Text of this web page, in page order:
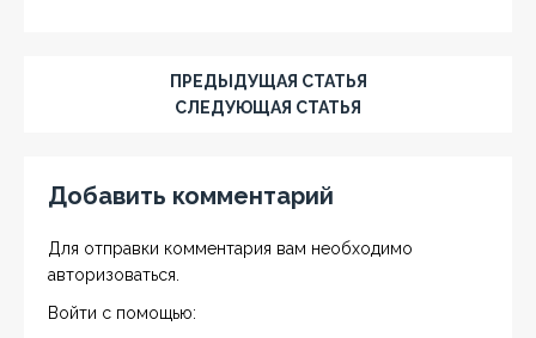
ПРЕДЫДУЩАЯ СТАТЬЯ
СЛЕДУЮЩАЯ СТАТЬЯ
Добавить комментарий
Для отправки комментария вам необходимо
авторизоваться
Войти с помощью: